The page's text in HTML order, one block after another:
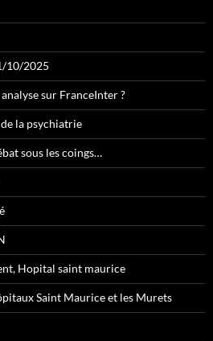
10/2025
sur FranceInter ?
la psychiatrie
sous les coings…
Hopital saint maurice
Saint Maurice et les Murets